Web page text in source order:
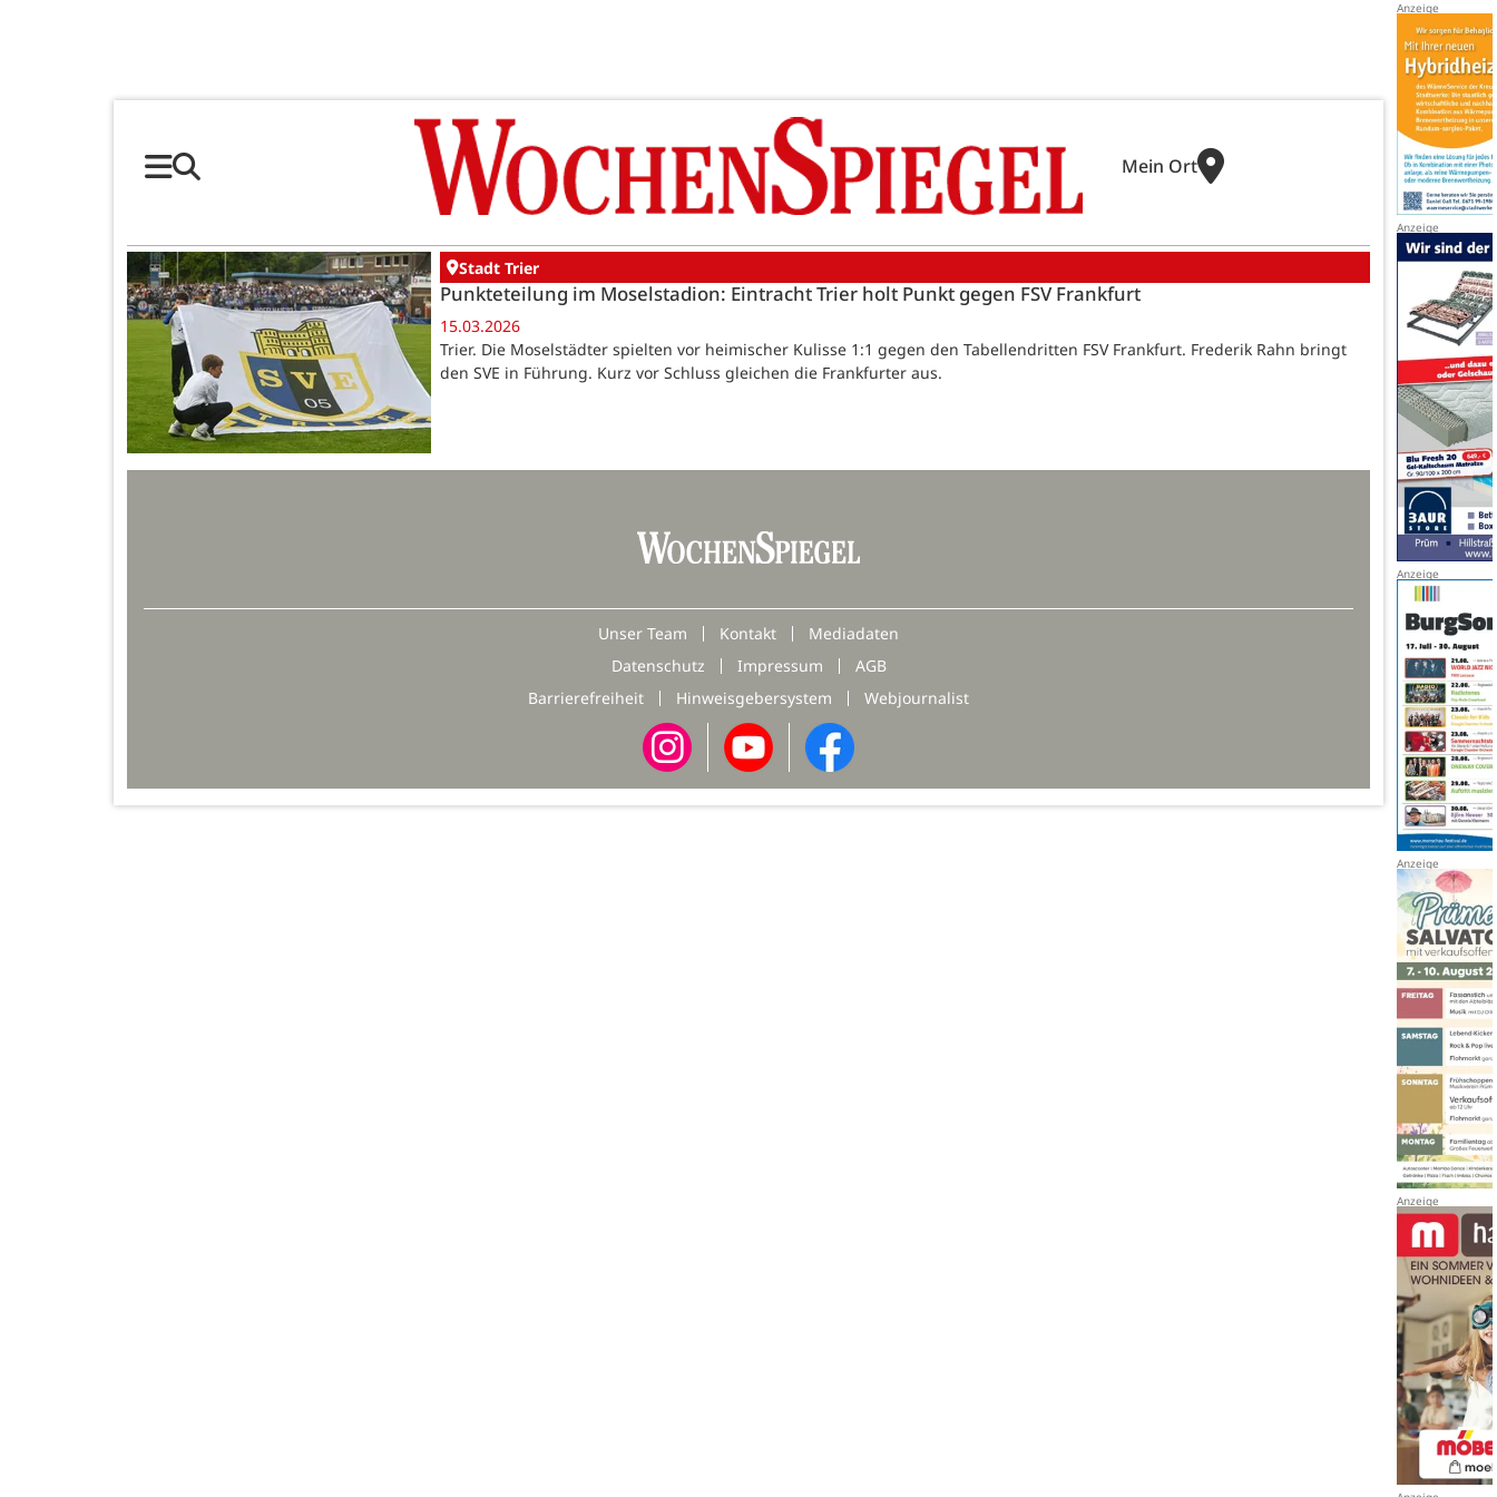
Mein Ort
Stadt Trier
Punkteteilung im Moselstadion: Eintracht Trier holt Punkt gegen FSV Frankfurt
15.03.2026
Trier. Die Moselstädter spielten vor heimischer Kulisse 1:1 gegen den Tabellendritten FSV Frankfurt. Frederik Rahn bringt
den SVE in Führung. Kurz vor Schluss gleichen die Frankfurter aus.
Unser Team Kontakt
Mediadaten
Datenschutz
Impressum
AGB
Barrierefreiheit
Hinweisgebersystem Webjournalist